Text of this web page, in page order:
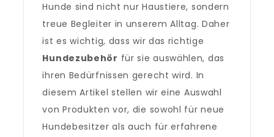
Hunde sind nicht nur Haustiere, sondern
treue Begleiter in unserem Alltag. Daher
ist es wichtig, dass wir das richtige
Hundezubehör für sie auswählen, das
ihren Bedürfnissen gerecht wird. In
diesem Artikel stellen wir eine Auswahl
von Produkten vor, die sowohl für neue
Hundebesitzer als auch für erfahrene